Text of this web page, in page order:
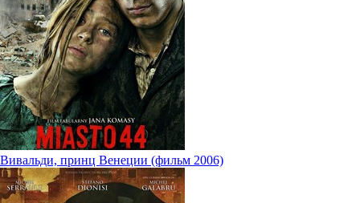
Вивальди, принц Венеции (фильм 2006)